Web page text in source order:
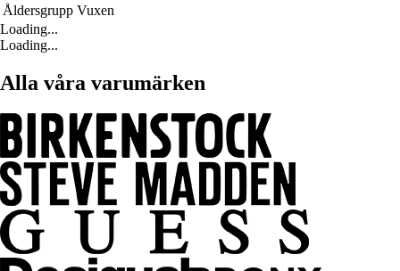
Åldersgrupp Vuxen
Loading...
Loading...
Alla våra varumärken